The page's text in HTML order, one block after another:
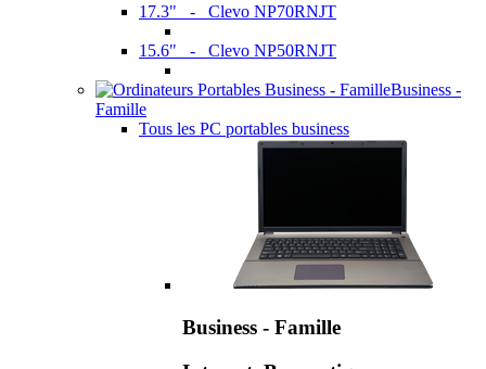
17.3" - Clevo NP70RNJT
15.6" - Clevo NP50RNJT
Business -
Famille
Tous les PC portables business
Business - Famille